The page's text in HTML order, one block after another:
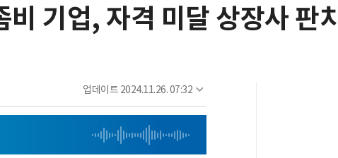
기업, 자격 미달 상장사 판
업데이트 2024.11.26. 07:32